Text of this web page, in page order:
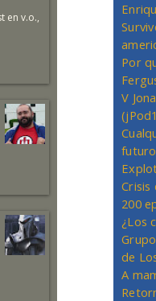
en v.o.,
Por
V
200
¿Los
de
A